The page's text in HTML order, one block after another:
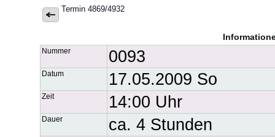
Termin 4869/4932
Nummer 0093
Datum 17.05.2009 So
Zeit 14:00 Uhr
Dauer ca. 4 Stunden